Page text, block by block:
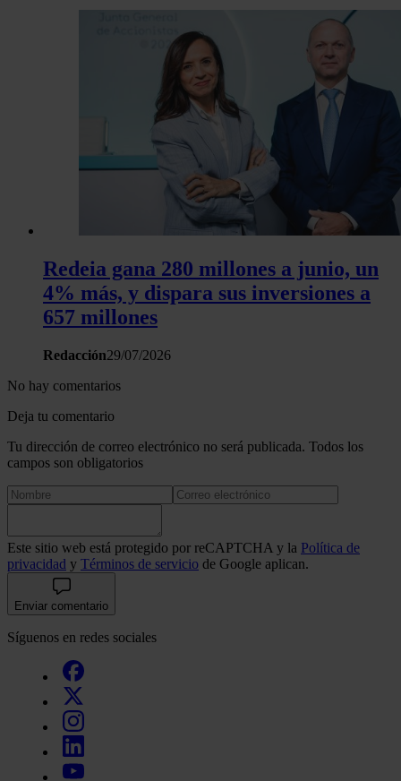
Redeia gana 280 millones a junio, un
4% más, y dispara sus inversiones a
657 millones
Redacción29/07/2026
No hay comentarios
Deja tu comentario
Tu dirección de correo electrónico no será publicada. Todos los
campos son obligatorios
Este sitio web está protegido por reCAPTCHA y la Política de
privacidad y Términos de servicio de Google aplican.
Enviar comentario
Síguenos en redes sociales